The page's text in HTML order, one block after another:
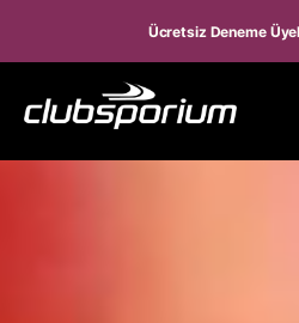
Ücretsiz Deneme